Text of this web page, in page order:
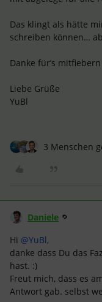
Das klingt als hätte
schreiben können…
Danke für’s mitfiebern
Liebe Grüße
YuBl
3 Menschen
Daniele
Hi ​ @YuBl,
danke dass Du das
hast. :)
Freut mich, dass es
Antwort gab. selbst